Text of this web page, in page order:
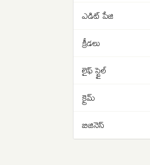
ఎడిట్ పేజి
క్రీడలు
లైఫ్ స్టైల్
క్రైమ్
బిజినెస్